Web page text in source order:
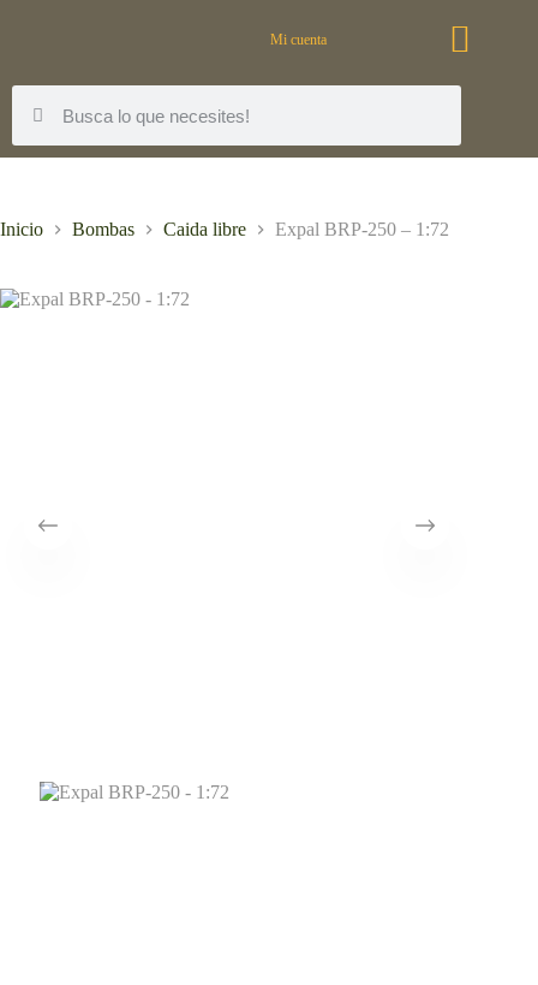
Mi cuenta
Inicio Bombas Caida libre Expal BRP-250 – 1:72